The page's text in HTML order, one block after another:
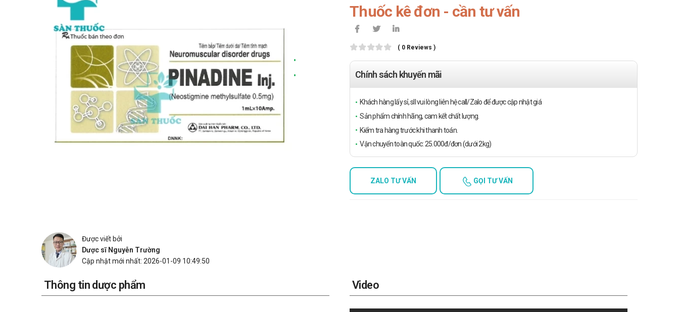
Thuốc kê đơn - cần tư vấn
( 0 Reviews )
Chính sách khuyến mãi
Khách hàng lấy sỉ, sll vui lòng liên hệ call/Zalo để được cập nhật giá
Sản phẩm chính hãng, cam kết chất lượng.
Kiểm tra hàng trước khi thanh toán.
Vận chuyển toàn quốc: 25.000đ/đơn (dưới 2kg)
ZALO TƯ VẤN GỌI TƯ VẤN
Được viết bởi
Dược sĩ Nguyễn Trường
Cập nhật mới nhất: 2026-01-09 10:49:50
Thông tin dược phẩm Video